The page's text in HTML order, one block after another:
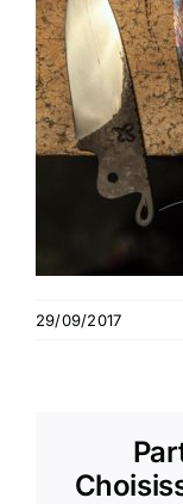
29/09/2017